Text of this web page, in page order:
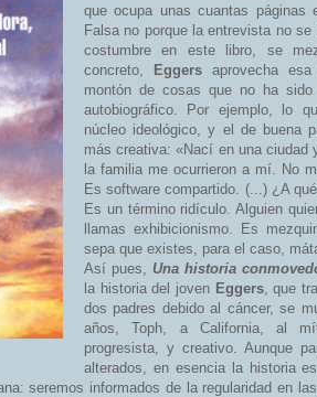
que ocupa unas cuantas páginas
Falsa no porque la entrevista no
costumbre en este libro, se
concreto, Eggersaprovecha esa
montón de cosas que no ha
autobiográfico. Por ejemplo, lo
núcleo ideológico, y el de buena
más creativa: «Nací en una
la familia me ocurrieron a mí. No
Es software compartido. (...) ¿A
Es un término ridículo. Alguien
llamas exhibicionismo. Es
sepa que existes, para el caso,
Así pues, Una historia
la historia del joven Eggers, que
dos padres debido al cáncer, se
años, Toph, a California, al
progresista, y creativo. Aunque
alterados, en esencia la historia
seremos informados de la regularidad en